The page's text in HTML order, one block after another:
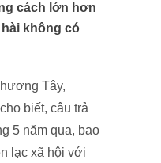
cách lớn hơn
không có
Tây,
biết, câu trả
5 năm qua, bao
lạc xã hội với